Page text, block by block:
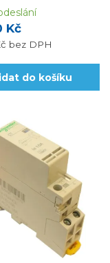
Kč
bez DPH
do košíku